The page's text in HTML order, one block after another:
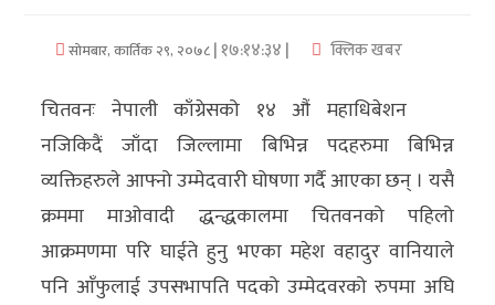
अर्थ/
मनाेरञ्जन
विज्ञान
प्रविधि
अन्तरर्वार्ता
सोमबार, कार्तिक २९, २०७८| १७:१४:३४ | क्लिक खबर
चितवनः नेपाली काँग्रेसको १४ औं महाधिबेशन
नजिकिदैं जाँदा जिल्लामा बिभिन्न पदहरुमा बिभिन्न
व्यक्तिहरुले आफ्नो उम्मेदवारी घोषणा गर्दै आएका छन् । यसै
क्रममा माओवादी द्धन्द्धकालमा चितवनको पहिलो
आक्रमणमा परि घाईते हुनु भएका महेश वहादुर वानियाले
पनि आँफुलाई उपसभापति पदको उम्मेदवरको रुपमा अघि